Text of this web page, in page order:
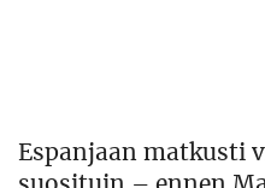
Espanjaan matkusti